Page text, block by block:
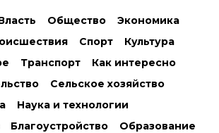
Общество
Экономика
Спорт
Культура
Транспорт
Как интересно
Сельское хозяйство
Наука и технологии
Благоустройство Образование